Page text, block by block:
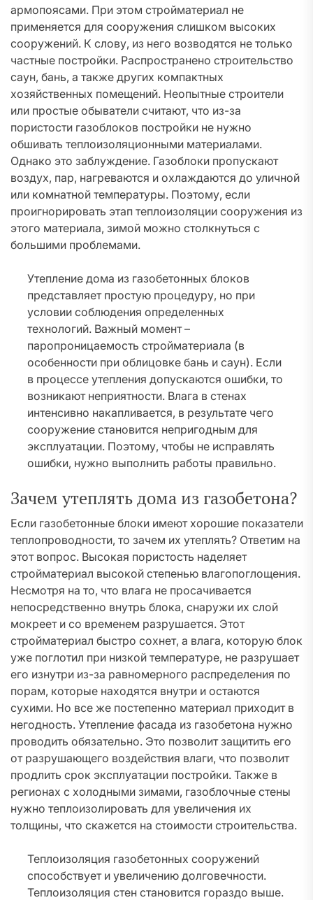
армопоясами. При этом стройматериал не
применяется для сооружения слишком высоких
сооружений. К слову, из него возводятся не только
частные постройки. Распространено строительство
саун, бань, а также других компактных
хозяйственных помещений. Неопытные строители
или простые обыватели считают, что из-за
пористости газоблоков постройки не нужно
обшивать теплоизоляционными материалами.
Однако это заблуждение. Газоблоки пропускают
воздух, пар, нагреваются и охлаждаются до уличной
или комнатной температуры. Поэтому, если
проигнорировать этап теплоизоляции сооружения из
этого материала, зимой можно столкнуться с
большими проблемами.
Утепление дома из газобетонных блоков
представляет простую процедуру, но при
условии соблюдения определенных
технологий. Важный момент –
паропроницаемость стройматериала (в
особенности при облицовке бань и саун). Если
в процессе утепления допускаются ошибки, то
возникают неприятности. Влага в стенах
интенсивно накапливается, в результате чего
сооружение становится непригодным для
эксплуатации. Поэтому, чтобы не исправлять
ошибки, нужно выполнить работы правильно.
Зачем утеплять дома из газобетона?
Если газобетонные блоки имеют хорошие показатели
теплопроводности, то зачем их утеплять? Ответим на
этот вопрос. Высокая пористость наделяет
стройматериал высокой степенью влагопоглощения.
Несмотря на то, что влага не просачивается
непосредственно внутрь блока, снаружи их слой
мокреет и со временем разрушается. Этот
стройматериал быстро сохнет, а влага, которую блок
уже поглотил при низкой температуре, не разрушает
его изнутри из-за равномерного распределения по
порам, которые находятся внутри и остаются
сухими. Но все же постепенно материал приходит в
негодность. Утепление фасада из газобетона нужно
проводить обязательно. Это позволит защитить его
от разрушающего воздействия влаги, что позволит
продлить срок эксплуатации постройки. Также в
регионах с холодными зимами, газоблочные стены
нужно теплоизолировать для увеличения их
толщины, что скажется на стоимости строительства.
Теплоизоляция газобетонных сооружений
способствует и увеличению долговечности.
Теплоизоляция стен становится гораздо выше.